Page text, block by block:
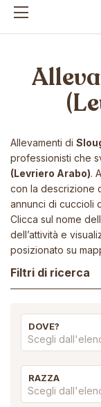
Allevamenti di
professionisti che
(Levriero Arabo).
con la descrizione
annunci di cuccioli
Clicca sul nome
dell’attività e
posizionato su
Filtri di ricerca
DOVE?
Scegli
RAZZA
Scegli